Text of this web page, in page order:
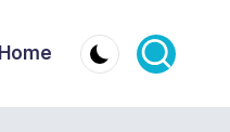
Home